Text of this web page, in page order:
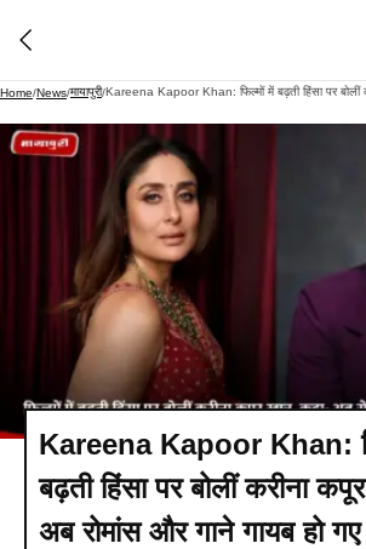
Home/News/मायापुरी/
Kareena Kapoor Khan:
बढ़ती हिंसा पर बोलीं करीना
अब रोमांस और गाने गायब हो